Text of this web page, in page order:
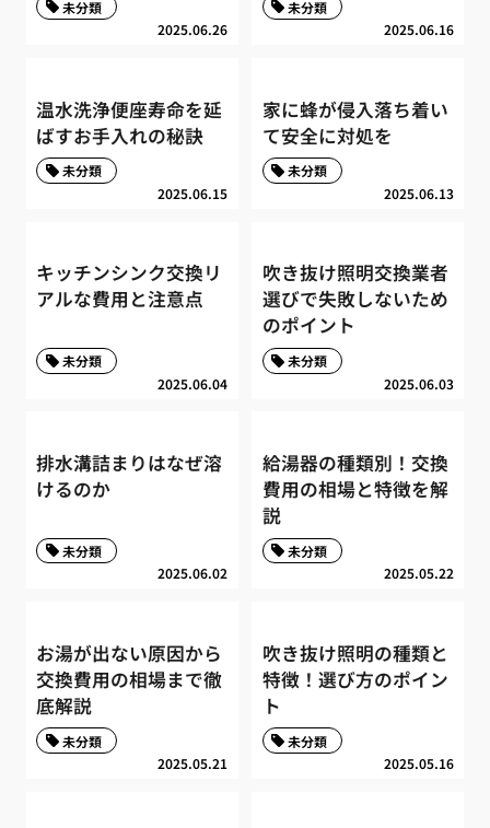
2025.06.26
未分類
2025.06.16
未分類
温水洗浄便座寿命を延
ばすお手入れの秘訣
2025.06.15
未分類
家に蜂が侵入落ち着い
て安全に対処を
2025.06.13
未分類
キッチンシンク交換リ
アルな費用と注意点
2025.06.04
未分類
吹き抜け照明交換業者
選びで失敗しないため
のポイント
2025.06.03
未分類
排水溝詰まりはなぜ溶
けるのか
2025.06.02
未分類
給湯器の種類別！交換
費用の相場と特徴を解
説
2025.05.22
未分類
お湯が出ない原因から
交換費用の相場まで徹
底解説
2025.05.21
未分類
吹き抜け照明の種類と
特徴！選び方のポイン
ト
2025.05.16
未分類